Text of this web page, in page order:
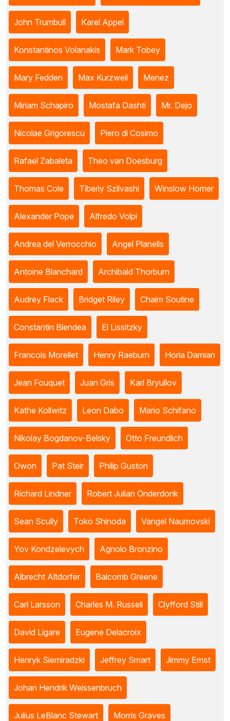
John Trumbull Karel Appel
Konstantinos Volanakis Mark Tobey
Mary Fedden Max Kurzweil Menez
Miriam Schapiro Mostafa Dashti Mr. Dejo
Nicolae Grigorescu Piero di Cosimo
Rafael Zabaleta Theo van Doesburg
Thomas Cole Tiberiy Szilvashi Winslow Homer
Alexander Pope Alfredo Volpi
Andrea del Verrocchio Angel Planells
Antoine Blanchard Archibald Thorburn
Audrey Flack Bridget Riley Chaim Soutine
Constantin Blendea El Lissitzky
Francois Morellet Henry Raeburn Horia Damian
Jean Fouquet Juan Gris Karl Bryullov
Kathe Kollwitz Leon Dabo Mario Schifano
Nikolay Bogdanov-Belsky Otto Freundlich
Owon Pat Steir Philip Guston
Richard Lindner Robert Julian Onderdonk
Sean Scully Toko Shinoda Vangel Naumovski
Yov Kondzelevych Agnolo Bronzino
Albrecht Altdorfer Balcomb Greene
Carl Larsson Charles M. Russell Clyfford Still
David Ligare Eugene Delacroix
Henryk Siemiradzki Jeffrey Smart Jimmy Ernst
Johan Hendrik Weissenbruch
Julius LeBlanc Stewart Morris Graves